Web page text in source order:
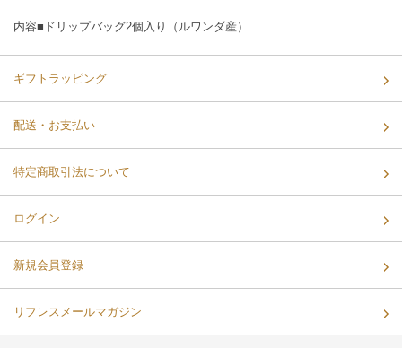
内容■ドリップバッグ2個入り（ルワンダ産）
ギフトラッピング
配送・お支払い
特定商取引法について
ログイン
新規会員登録
リフレスメールマガジン